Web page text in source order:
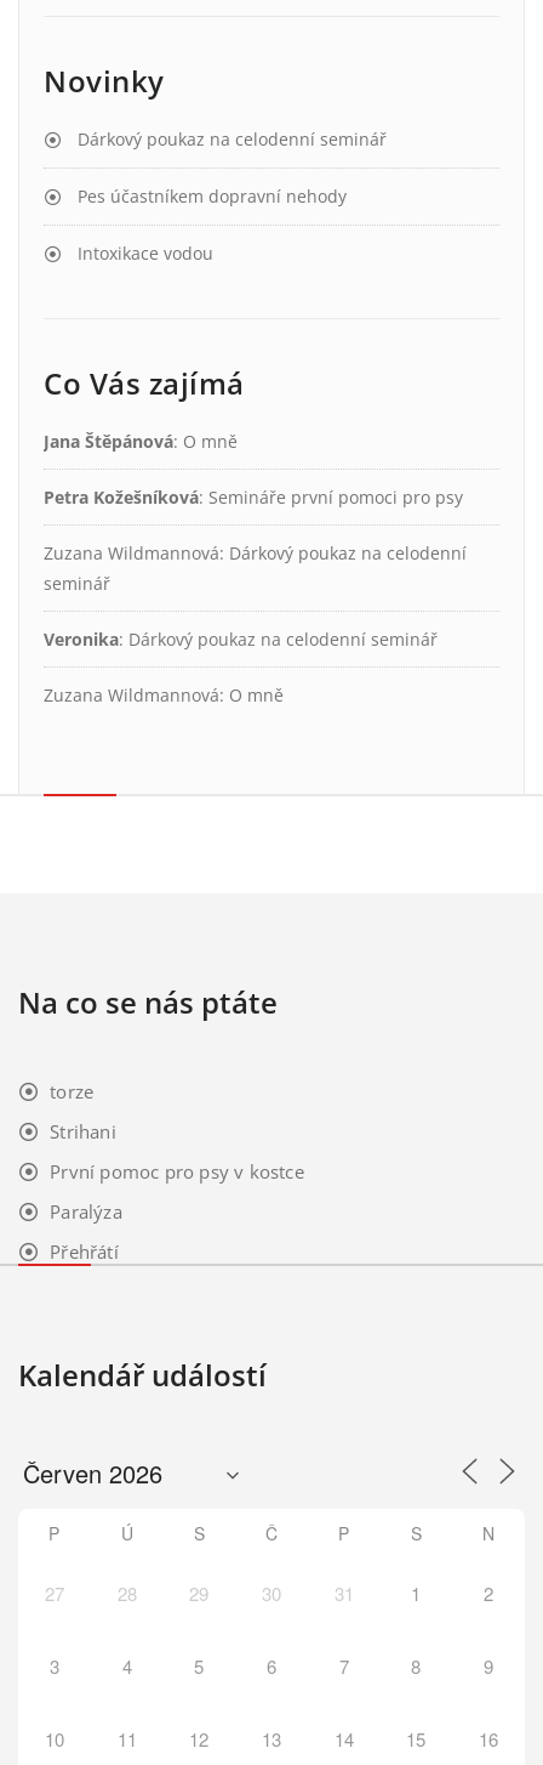
Novinky
Dárkový poukaz na celodenní seminář
Pes účastníkem dopravní nehody
Intoxikace vodou
Co Vás zajímá
Jana Štěpánová: O mně
Petra Kožešníková: Semináře první pomoci pro psy
Zuzana Wildmannová: Dárkový poukaz na celodenní
seminář
Veronika: Dárkový poukaz na celodenní seminář
Zuzana Wildmannová: O mně
Na co se nás ptáte
torze
Strihani
První pomoc pro psy v kostce
Paralýza
Přehřátí
Kalendář událostí
P Ú S Č P S N
27 28 29 30 31 1 2
3 4 5 6 7 8 9
10 11 12 13 14 15 16